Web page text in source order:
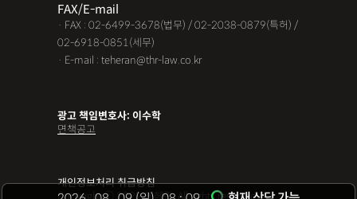
FAX/E-mail
· FAX : 02-6499-3678(법무) / 02-2038-0879(특허) /
02-6918-0851(세무)
· E-mail : teheran@thr-law.co.kr
광고 책임변호사: 이수학
면책공고
개인정보처리 취급방침
Copyright ⓒ 2022 테헤란. All rights reserved.